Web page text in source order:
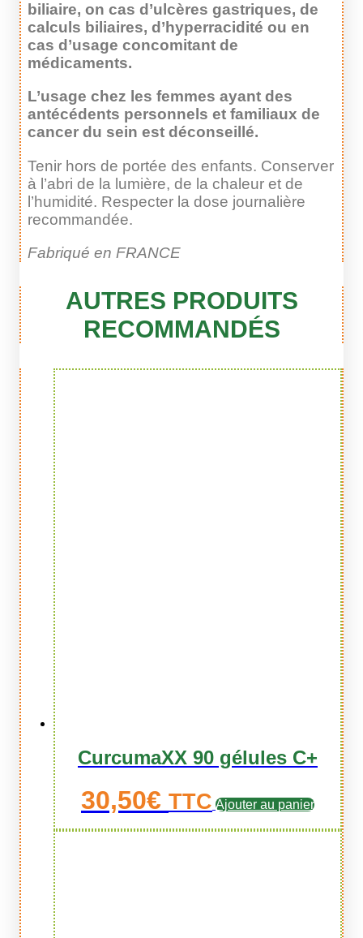
biliaire, on cas d’ulcères gastriques, de
calculs biliaires, d’hyperracidité ou en
cas d’usage concomitant de
médicaments.
L’usage chez les femmes ayant des
antécédents personnels et familiaux de
cancer du sein est déconseillé.
Tenir hors de portée des enfants. Conserver
à l’abri de la lumière, de la chaleur et de
l’humidité. Respecter la dose journalière
recommandée.
Fabriqué en FRANCE
AUTRES PRODUITS
RECOMMANDÉS
CurcumaXX 90 gélules C+
30,50€ TTC Ajouter au panier